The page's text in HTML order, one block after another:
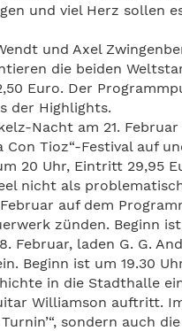
und viel Herz sollen
und Axel
die beiden
Euro. Der
der Highlights.
Nacht am 21.
Con Tioz“-Festival auf
20 Uhr, Eintritt 29,95
nicht als
auf dem
zünden. Beginn
Februar, laden G. G.
Beginn ist um 19.30
in die Stadthalle
Williamson auftritt.
sondern auch